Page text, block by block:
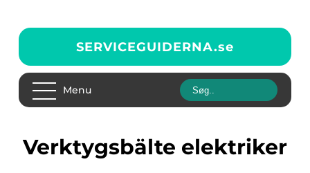
SERVICEGUIDERNA.se
Menu
verktygsbälte elektriker